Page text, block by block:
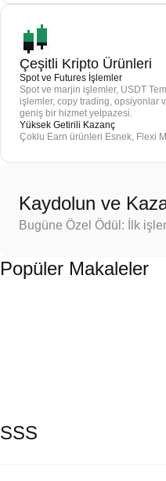
Çeşitli Kripto Ürünleri
Spot ve Futures İşlemler
Spot ve marjin işlemler, USDT
işlemler, copy trading, opsiyonlar
geniş bir hizmet yelpazesi.
Yüksek Getirili Kazanç
Çoklu Earn ürünleri Esnek, Flexi
Kaydolun ve
Bugüne Özel Ödül: İlk
Popüler Makaleler
SSS